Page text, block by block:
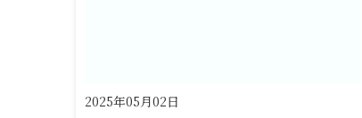
2025年05月02日